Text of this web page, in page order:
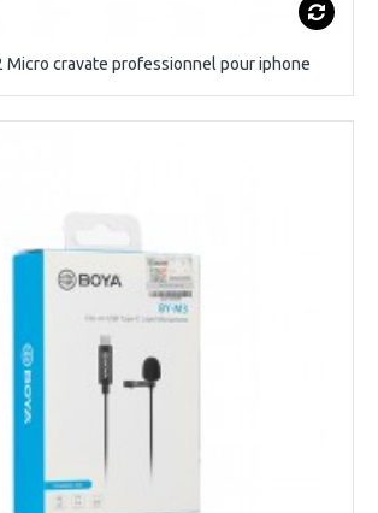
Micro cravate professionnel pour iphone